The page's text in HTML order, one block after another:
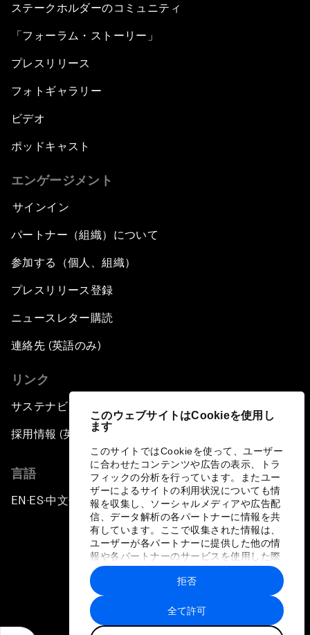
このウェブサイトはCookieを使用し
ます
このサイトではCookieを使って、ユーザー
に合わせたコンテンツや広告の表示、トラ
フィックの分析を行っています。またユー
ザーによるサイトの利用状況についても情
報を収集し、ソーシャルメディアや広告配
信、データ解析の各パートナーに情報を共
有しています。ここで収集された情報は、
ユーザーが各パートナーに提供した他の情
報や各パートナーのサービスを使用した際
に収集された情報と組み合わされ、各パー
トナーによって使用されることがありま
す。
全て許可
拒否
ステークホルダーのコミュニティ
「フォーラム・ストーリー」
プレスリリース
フォトギャラリー
ビデオ
ポッドキャスト
エンゲージメント
サインイン
パートナー（組織）について
参加する（個人、組織）
プレスリリース登録
ニュースレター購読
連絡先 (英語のみ)
リンク
サステナビリティへの取り組み
採用情報 (英語のみ)
言語
EN ▪ES▪中文▪ 日本語
プライバシーポリシーと利用規約
サイトマップ